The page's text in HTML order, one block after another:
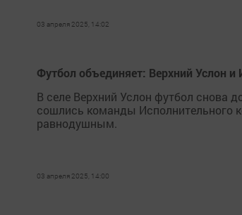
03 апреля 2025, 14:02
Футбол объединяет: Верхний Услон
В селе Верхний Услон футбол снова
сошлись команды Исполнительного
равнодушным.
03 апреля 2025, 14:00